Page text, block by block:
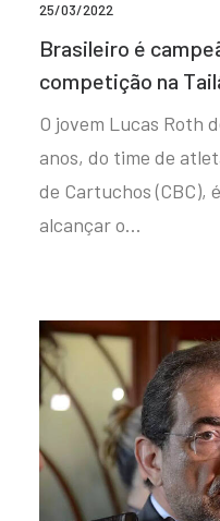
25/03/2022
Brasileiro é
competição na
O jovem Lucas Roth
anos, do time de
de Cartuchos (CBC),
alcançar o…